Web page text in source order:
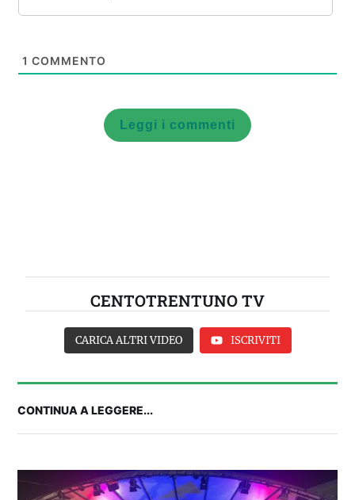
1 COMMENTO
Leggi i commenti
CENTOTRENTUNO TV
CARICA ALTRI VIDEO ISCRIVITI
CONTINUA A LEGGERE...